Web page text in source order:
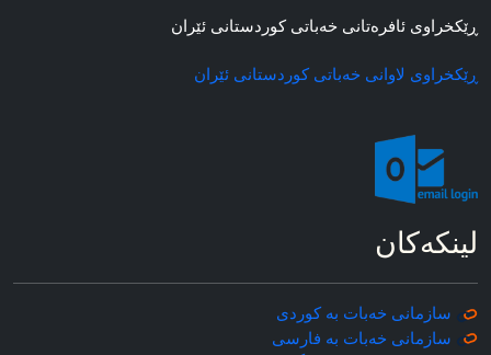
ڕێکخراوی ئافره‌تانی خه‌باتی کوردستانی ئێران
ڕێکخراوی لاوانی خه‌باتی کوردستانی ئێران
لینکه‌کان
سازمانی خه‌بات به کوردی
سازمانی خه‌بات به فارسی